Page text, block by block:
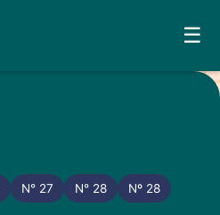
☰
N° 27 N° 28 Nº 28